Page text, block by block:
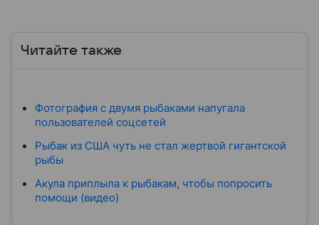
Читайте также
Фотография с двумя рыбаками напугала
пользователей соцсетей
Рыбак из США чуть не стал жертвой гигантской
рыбы
Акула приплыла к рыбакам, чтобы попросить
помощи (видео)